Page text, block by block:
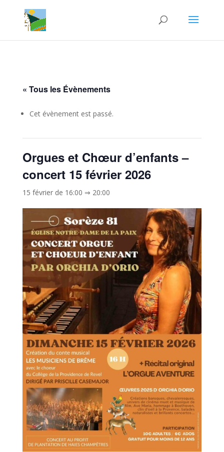
« Tous les Évènements
Cet évènement est passé.
Orgues et Chœur d’enfants –
concert 15 février 2026
15 février de 16:00 ⇒ 20:00